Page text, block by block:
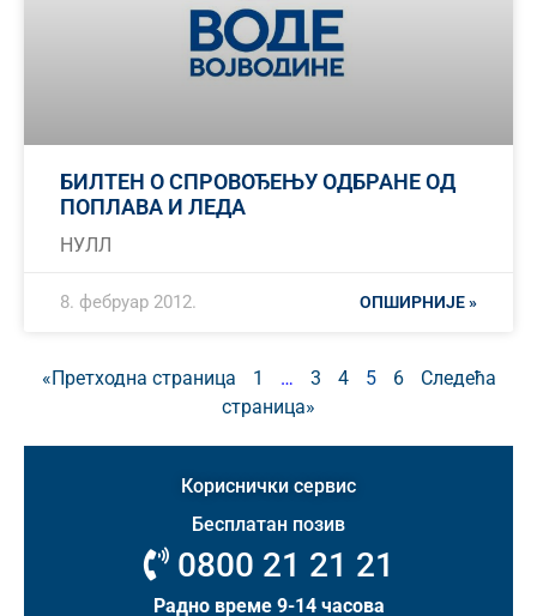
БИЛТЕН О СПРОВОЂЕЊУ ОДБРАНЕ ОД
ПОПЛАВА И ЛЕДА
НУЛЛ
ОПШИРНИЈЕ »
8. фебруар 2012.
«Претходна страница 1 … 3 4 5 6
Следећа
страница»
Кориснички сервис
Бесплатан позив
0800 21 21 21
Радно време 9-14 часова